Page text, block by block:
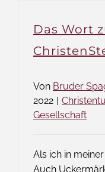
Das Wort
Von Bruder
2022 |
Gesellschaft
Als ich in
Auch